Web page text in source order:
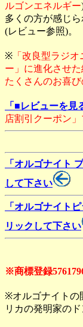
ルゴンエネルギー
多くの方が感じら
(レビュー参照)。
※ 「改良型ラジ
ー」に進化させた
たくさんのお喜
「■レビューを見
店割引クーポン」
「オルゴナイト
して下さい
「オルゴナイト
リックして下さい
※商標登録
※オルゴナイトの
リカの発明家のド